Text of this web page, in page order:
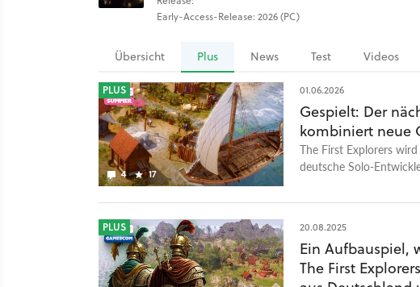
Early-Access-Release: 2026 (PC)
Übersicht Plus News Test Videos
4 17
PLUS 01.06.2026
Gespielt: Der
kombiniert neue
The First Explorers
deutsche Solo-
PLUS 20.08.2025
Ein Aufbauspiel,
The First